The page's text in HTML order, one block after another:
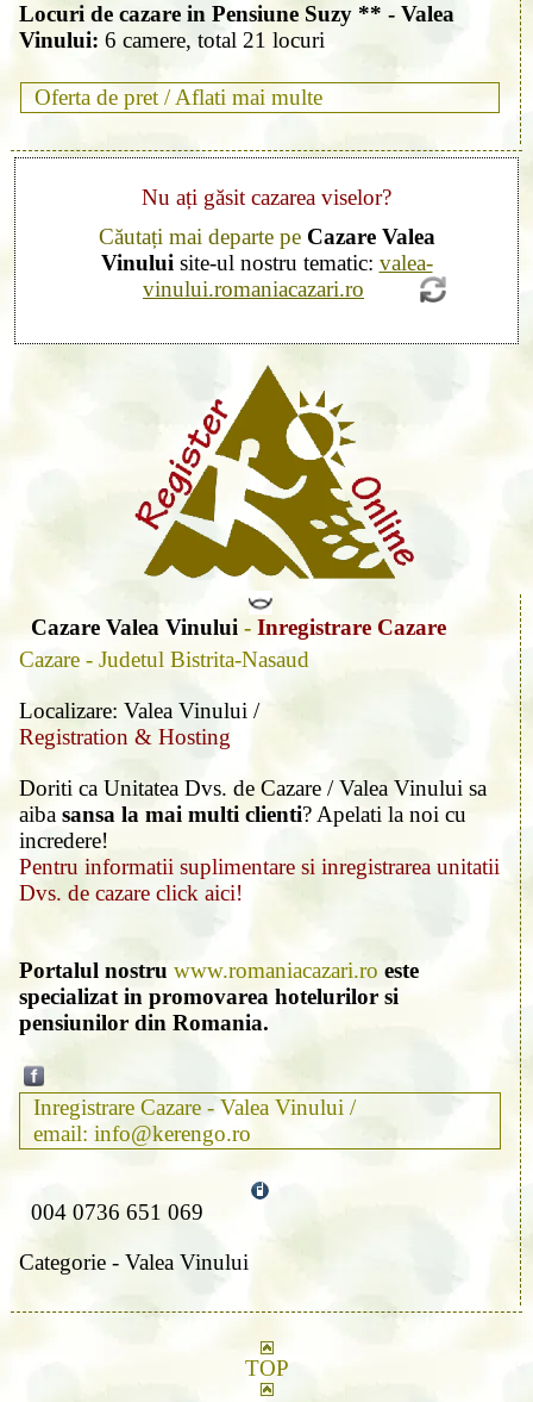
Locuri de cazare in Pensiune Suzy ** - Valea
Vinului: 6 camere, total 21 locuri
Oferta de pret / Aflati mai multe
Nu ați găsit cazarea viselor?
Căutați mai departe pe Cazare Valea
Vinului site-ul nostru tematic: valea-
vinului.romaniacazari.ro
Cazare Valea Vinului - Inregistrare Cazare
Cazare - Judetul Bistrita-Nasaud
Localizare: Valea Vinului /
Registration & Hosting
Doriti ca Unitatea Dvs. de Cazare / Valea Vinului sa
aiba sansa la mai multi clienti? Apelati la noi cu
incredere!
Pentru informatii suplimentare si inregistrarea unitatii
Dvs. de cazare click aici!
Portalul nostru www.romaniacazari.ro este
specializat in promovarea hotelurilor si
pensiunilor din Romania.
Inregistrare Cazare - Valea Vinului /
email: info@kerengo.ro
004 0736 651 069
Categorie - Valea Vinului
TOP